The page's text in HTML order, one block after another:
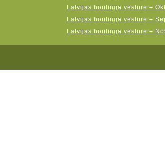
Latvijas boulinga vēsture –
Latvijas boulinga vēsture –
Latvijas boulinga vēsture –